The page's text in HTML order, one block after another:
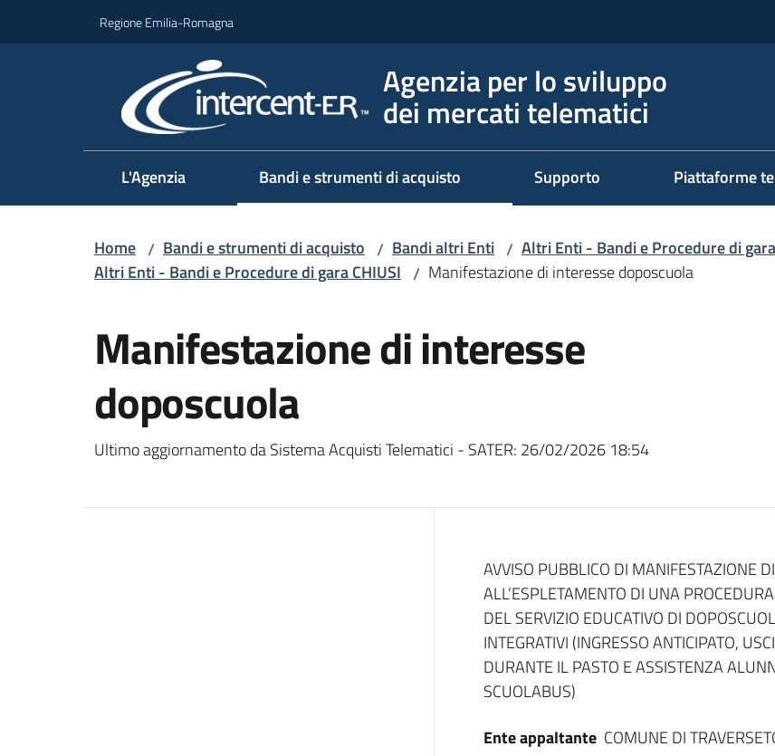
Regione Emilia-Romagna
Agenzia per lo sviluppo
dei mercati telematici
L'Agenzia Bandi e strumenti di acquisto Supporto Piattaforme
Home / Bandi e strumenti di acquisto / Bandi altri Enti / Altri Enti - Bandi e Procedure di gara
Altri Enti - Bandi e Procedure di gara CHIUSI / Manifestazione di interesse doposcuola
Manifestazione di interesse
doposcuola
Ultimo aggiornamento da Sistema Acquisti Telematici - SATER: 26/02/2026 18:54
Dati del bando
AVVISO PUBBLICO DI MANIFESTAZIONE
ALL’ESPLETAMENTO DI UNA
DEL SERVIZIO EDUCATIVO DI
INTEGRATIVI (INGRESSO ANTICIPATO,
DURANTE IL PASTO E ASSISTENZA
SCUOLABUS)
Ente appaltante COMUNE DI